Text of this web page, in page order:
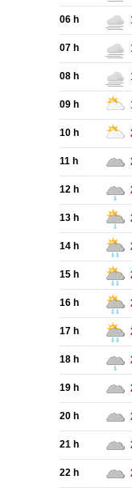
06 h
07 h
08 h
09 h
10 h
11 h
12 h
13 h
14 h
15 h
16 h
17 h
18 h
19 h
20 h
21 h
22 h